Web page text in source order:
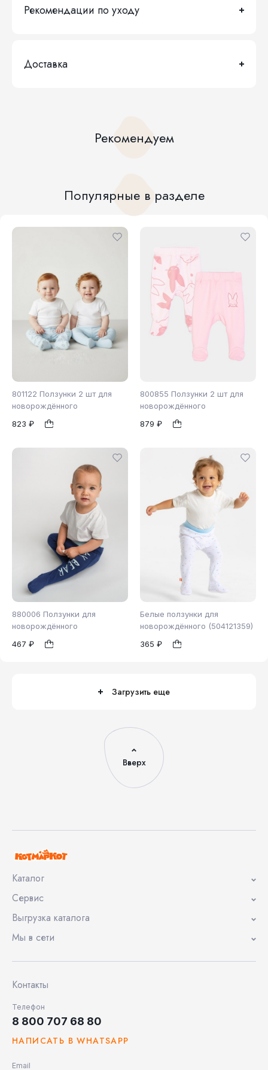
Рекомендации по уходу
Доставка
Рекомендуем
Популярные в разделе
801122 Ползунки 2 шт для
новорождённого
823 ₽
800855 Ползунки 2 шт для
новорождённого
879 ₽
56 62
880006 Ползунки для
новорождённого
467 ₽
62 68
Белые ползунки для
новорождённого (504121359)
365 ₽
68
Загрузить еще
Вверх
Каталог
Сервис
Выгрузка каталога
Мы в сети
Контакты
Телефон
8 800 707 68 80
НАПИСАТЬ В WHATSAPP
Email